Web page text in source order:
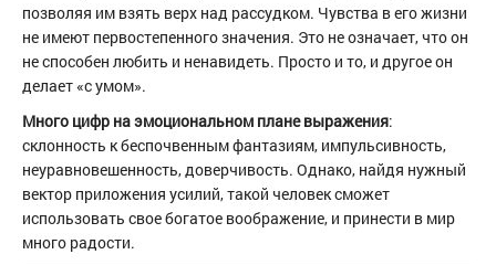
позволяя им взять верх над рассудком. Чувства в его жизни
не имеют первостепенного значения. Это не означает, что он
не способен любить и ненавидеть. Просто и то, и другое он
делает «с умом».
Много цифр на эмоциональном плане выражения:
склонность к беспочвенным фантазиям, импульсивность,
неуравновешенность, доверчивость. Однако, найдя нужный
вектор приложения усилий, такой человек сможет
использовать свое богатое воображение, и принести в мир
много радости.